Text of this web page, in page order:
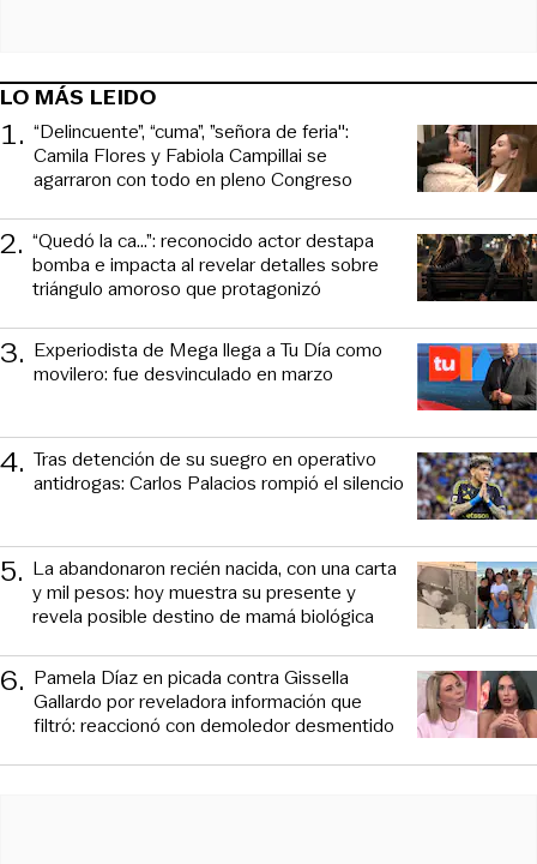
LO MÁS LEIDO
1. “Delincuente”, “cuma”, ”señora de feria":
Camila Flores y Fabiola Campillai se
agarraron con todo en pleno Congreso
2. “Quedó la ca...”: reconocido actor destapa
bomba e impacta al revelar detalles sobre
triángulo amoroso que protagonizó
3. Experiodista de Mega llega a Tu Día como
movilero: fue desvinculado en marzo
4. Tras detención de su suegro en operativo
antidrogas: Carlos Palacios rompió el silencio
5. La abandonaron recién nacida, con una carta
y mil pesos: hoy muestra su presente y
revela posible destino de mamá biológica
6. Pamela Díaz en picada contra Gissella
Gallardo por reveladora información que
filtró: reaccionó con demoledor desmentido